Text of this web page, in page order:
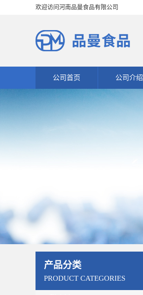
欢迎访问河南品曼食品有限公司
公司首页 公司介绍
产品分类
PRODUCT CATEGORIES